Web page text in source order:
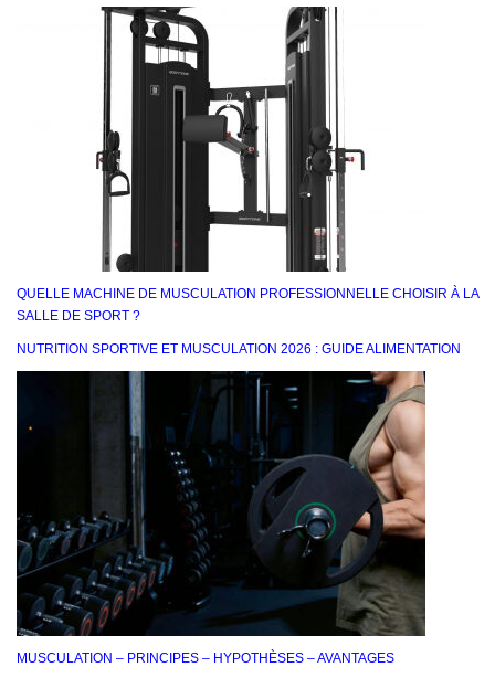
QUELLE MACHINE DE MUSCULATION PROFESSIONNELLE CHOISIR À LA
SALLE DE SPORT ?
NUTRITION SPORTIVE ET MUSCULATION 2026 : GUIDE ALIMENTATION
MUSCULATION – PRINCIPES – HYPOTHÈSES – AVANTAGES